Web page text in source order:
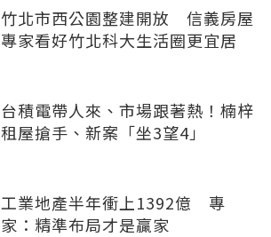
竹北市西公園整建開放 信義房屋
專家看好竹北科大生活圈更宜居
台積電帶人來、市場跟著熱！楠梓
租屋搶手、新案「坐3望4」
工業地產半年衝上1392億 專
家：精準布局才是贏家